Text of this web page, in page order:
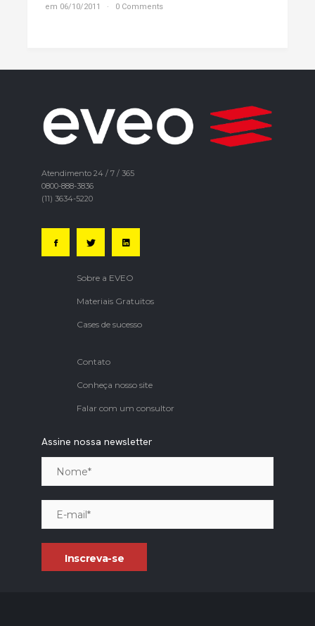
em 06/10/2011
0 Comments
Atendimento 24 / 7 / 365
0800-888-3836
(11) 3634-5220
Sobre a EVEO
Materiais Gratuitos
Cases de sucesso
Contato
Conheça nosso site
Falar com um consultor
Assine nossa newsletter